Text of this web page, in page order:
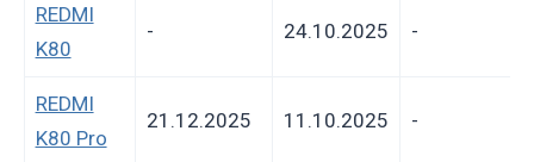
REDMI
K80
- 24.10.2025 -
REDMI
K80 Pro
21.12.2025 11.10.2025 -